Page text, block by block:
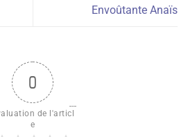
Envoûtante Anaïs
0
de l'articl
e